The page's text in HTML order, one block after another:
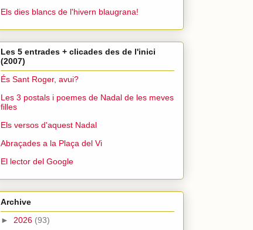
Els dies blancs de l'hivern blaugrana!
Les 5 entrades + clicades des de l'inici
(2007)
És Sant Roger, avui?
Les 3 postals i poemes de Nadal de les meves
filles
Els versos d'aquest Nadal
Abraçades a la Plaça del Vi
El lector del Google
Archive
► 2026 (93)